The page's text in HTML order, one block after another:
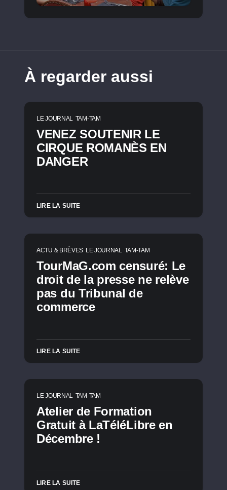
À regarder aussi
LE JOURNAL TAM-TAM
VENEZ SOUTENIR LE
CIRQUE ROMANÈS EN
DANGER
LIRE LA SUITE
ACTU & BRÈVES LE JOURNAL TAM-TAM
TourMaG.com censuré: Le
droit de la presse ne relève
pas du Tribunal de
commerce
LIRE LA SUITE
LE JOURNAL TAM-TAM
Atelier de Formation
Gratuit à LaTéléLibre en
Décembre !
LIRE LA SUITE